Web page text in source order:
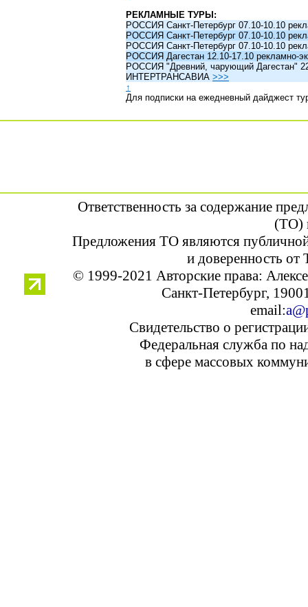
РЕКЛАМНЫЕ ТУРЫ:
РОССИЯ Санкт-Петербург 07.10-10.10
РОССИЯ Санкт-Петербург 07.10-10.10
РОССИЯ Санкт-Петербург 07.10-10.10
РОССИЯ Дагестан 12.10-17.10 рекламно-
РОССИЯ "Древний, чарующий Дагестан"
ИНТЕРТРАНСАВИА >>>
↑
Для подписки на ежедневный дайджест
Ответственность за содержание
(ТО)
Предложения ТО являются
и доверенность от
© 1999-2021 Авторские права:
Санкт-Петербург,
email:
Свидетельство о
Федеральная служба по
в сфере массовых